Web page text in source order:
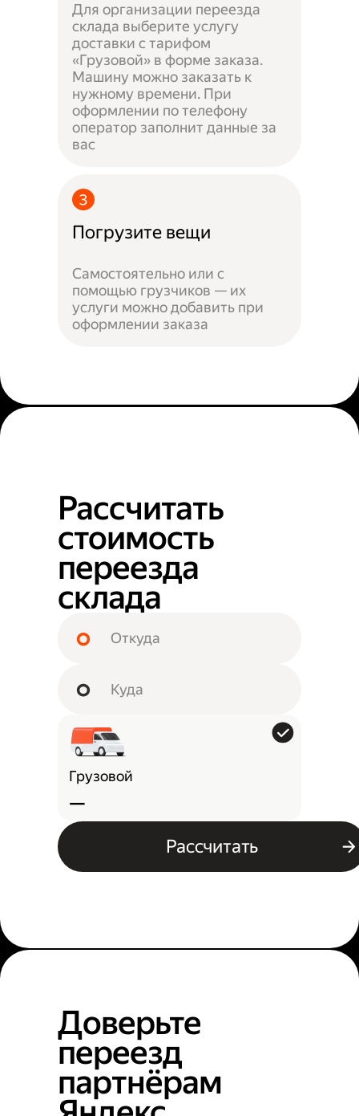
Для организации переезда
склада выберите услугу
доставки с тарифом
«Грузовой» в форме заказа.
Машину можно заказать к
нужному времени. При
оформлении по телефону
оператор заполнит данные за
вас
Погрузите вещи
Самостоятельно или с
помощью грузчиков — их
услуги можно добавить при
оформлении заказа
Рассчитать
стоимость
переезда
склада
Грузовой
—
Рассчитать
Доверьте
переезд
партнёрам